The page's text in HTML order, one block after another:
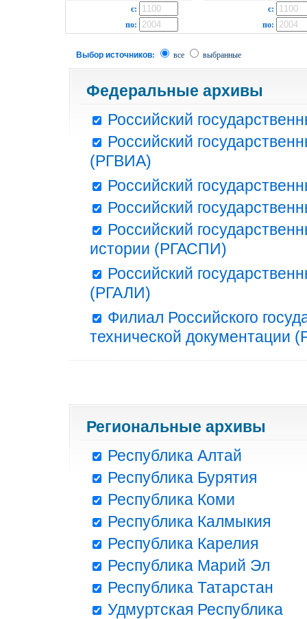
с:
с:
по:
по:
Выбор источников: все выбранные
Федеральные архивы
Российский
Российский
(РГВИА)
Российский
Российский
Российский
истории (РГАСПИ)
Российский
(РГАЛИ)
Филиал Российского
технической документации
Региональные архивы
Республика Алтай
Республика Бурятия
Республика Коми
Республика Калмыкия
Республика Карелия
Республика Марий Эл
Республика Татарстан
Удмуртская Республика